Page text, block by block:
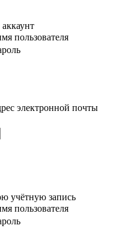
пользователя
электронной почты
учётную запись
пользователя